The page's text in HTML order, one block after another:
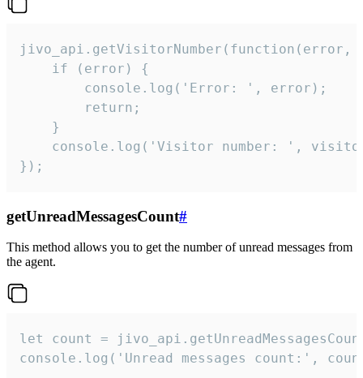
jivo_api.getVisitorNumber(function(error,
    if (error) {
        console.log('Error: ', error);
        return;
    }
console.log('Visitor number: ',
});
getUnreadMessagesCount#
This method allows you to get the number of unread messages from
the agent.
let count =
console.log('Unread messages count:',